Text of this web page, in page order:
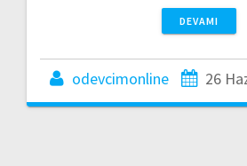
DEVAMI
odevcimonline 26